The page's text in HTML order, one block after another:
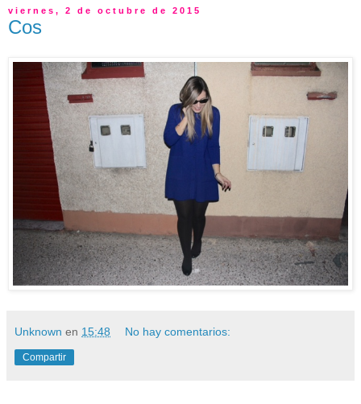
viernes, 2 de octubre de 2015
Cos
Unknown en 15:48 No hay comentarios:
Compartir